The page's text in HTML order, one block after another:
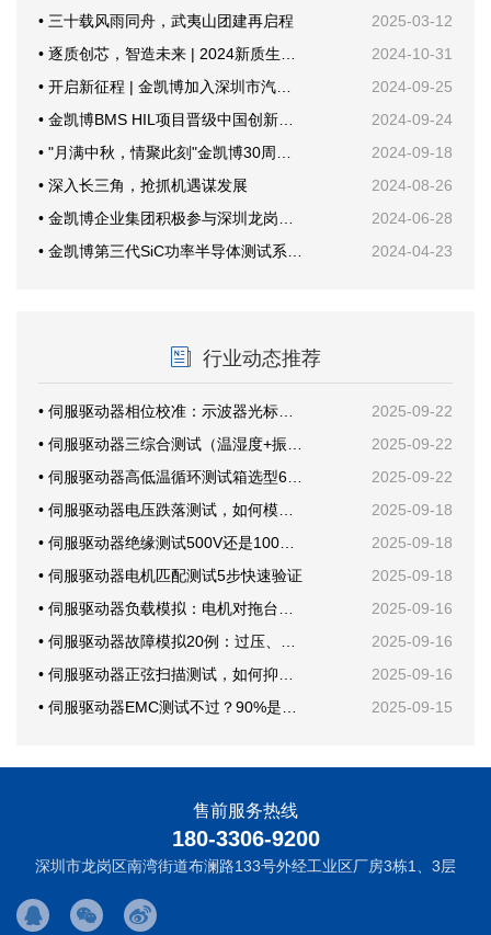
• 三十载风雨同舟，武夷山团建再启程
2025-03-12
• 逐质创芯，智造未来 | 2024新质生产力与功率半导体年会
2024-10-31
• 开启新征程 | 金凯博加入深圳市汽车电子行业协会
2024-09-25
• 金凯博BMS HIL项目晋级中国创新创业大赛国赛
2024-09-24
• "月满中秋，情聚此刻"金凯博30周年纪念活动
2024-09-18
• 深入长三角，抢抓机遇谋发展
2024-08-26
• 金凯博企业集团积极参与深圳龙岗甘坑社区安全生产培训，共筑安全防线
2024-06-28
• 金凯博第三代SiC功率半导体测试系统首次公开亮相创新发展大会
2024-04-23
行业动态推荐
• 伺服驱动器相位校准：示波器光标这样放才准
2025-09-22
• 伺服驱动器三综合测试（温湿度+振动）案例分享
2025-09-22
• 伺服驱动器高低温循环测试箱选型6要素
2025-09-22
• 伺服驱动器电压跌落测试，如何模拟电网骤降？
2025-09-18
• 伺服驱动器绝缘测试500V还是1000V？
2025-09-18
• 伺服驱动器电机匹配测试5步快速验证
2025-09-18
• 伺服驱动器负载模拟：电机对拖台架还是回馈电子负载？
2025-09-16
• 伺服驱动器故障模拟20例：过压、欠压、短路一次学会
2025-09-16
• 伺服驱动器正弦扫描测试，如何抑制机械共振？
2025-09-16
• 伺服驱动器EMC测试不过？90%是这块PCB布局问题
2025-09-15
售前服务热线
180-3306-9200
深圳市龙岗区南湾街道布澜路133号外经工业区厂房3栋1、3层